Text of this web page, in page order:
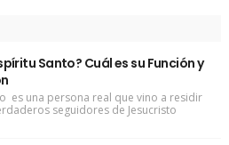
Santo? Cuál es su Función y
es una persona real que vino a residir
seguidores de Jesucristo